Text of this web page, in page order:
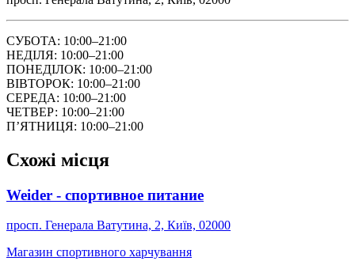
СУБОТА: 10:00–21:00
НЕДІЛЯ: 10:00–21:00
ПОНЕДІЛОК: 10:00–21:00
ВІВТОРОК: 10:00–21:00
СЕРЕДА: 10:00–21:00
ЧЕТВЕР: 10:00–21:00
ПʼЯТНИЦЯ: 10:00–21:00
Схожі місця
Weider - спортивное питание
просп. Генерала Ватутина, 2, Київ, 02000
Магазин спортивного харчування